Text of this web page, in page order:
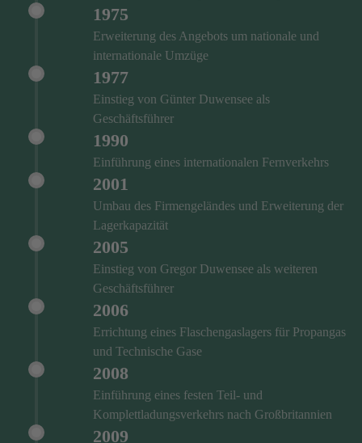
1975
Erweiterung des Angebots um nationale und
internationale Umzüge
1977
Einstieg von Günter Duwensee als
Geschäftsführer
1990
Einführung eines internationalen Fernverkehrs
2001
Umbau des Firmengeländes und Erweiterung der
Lagerkapazität
2005
Einstieg von Gregor Duwensee als weiteren
Geschäftsführer
2006
Errichtung eines Flaschengaslagers für Propangas
und Technische Gase
2008
Einführung eines festen Teil- und
Komplettladungsverkehrs nach Großbritannien
2009